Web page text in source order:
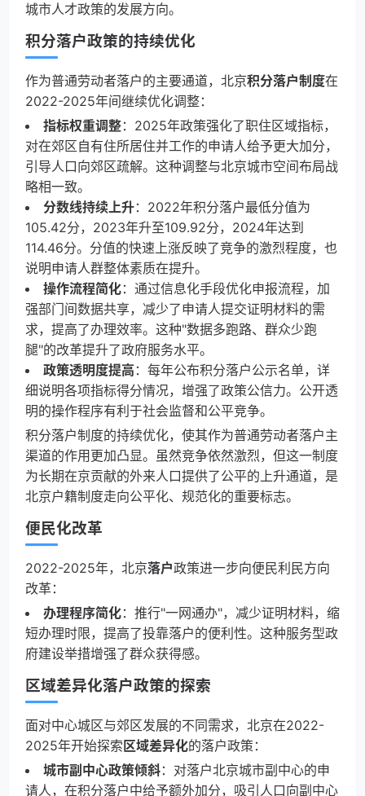
城市人才政策的发展方向。
积分落户政策的持续优化
作为普通劳动者落户的主要通道，北京积分落户制度在
2022-2025年间继续优化调整：
指标权重调整：2025年政策强化了职住区域指标，
对在郊区自有住所居住并工作的申请人给予更大加分，
引导人口向郊区疏解。这种调整与北京城市空间布局战
略相一致。
分数线持续上升：2022年积分落户最低分值为
105.42分，2023年升至109.92分，2024年达到
114.46分。分值的快速上涨反映了竞争的激烈程度，也
说明申请人群整体素质在提升。
操作流程简化：通过信息化手段优化申报流程，加
强部门间数据共享，减少了申请人提交证明材料的需
求，提高了办理效率。这种"数据多跑路、群众少跑
腿"的改革提升了政府服务水平。
政策透明度提高 ：每年公布积分落户公示名单，详
细说明各项指标得分情况，增强了政策公信力。公开透
明的操作程序有利于社会监督和公平竞争。
积分落户制度的持续优化，使其作为普通劳动者落户主
渠道的作用更加凸显。虽然竞争依然激烈，但这一制度
为长期在京贡献的外来人口提供了公平的上升通道，是
北京户籍制度走向公平化、规范化的重要标志。
便民化改革
2022-2025年，北京落户政策进一步向便民利民方向
改革：
办理程序简化：推行"一网通办"，减少证明材料，缩
短办理时限，提高了投靠落户的便利性。这种服务型政
府建设举措增强了群众获得感。
区域差异化落户政策的探索
面对中心城区与郊区发展的不同需求，北京在2022-
2025年开始探索 区域差异化的落户政策：
城市副中心政策倾斜：对落户北京城市副中心的申
请人，在积分落户中给予额外加分，吸引人口向副中心